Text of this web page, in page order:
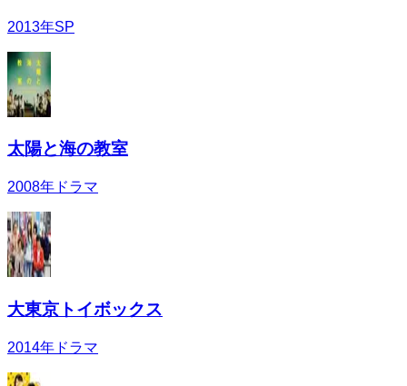
2013年SP
太陽と海の教室
2008年 ドラマ
大東京トイボックス
2014年 ドラマ